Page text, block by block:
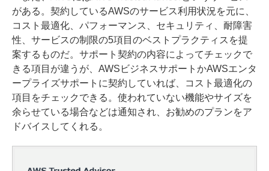
がある。契約しているAWSのサービス利用状況を元に、
コスト最適化、パフォーマンス、セキュリティ、耐障害
性、サービスの制限の5項目のベストプラクティスを提
案するものだ。サポート契約の内容によってチェックで
きる項目が違うが、AWSビジネスサポートかAWSエンタ
ープライズサポートに契約していれば、コスト最適化の
項目をチェックできる。使われていない機能やサイズを
余らせている場合などは通知され、お勧めのプランをア
ドバイスしてくれる。